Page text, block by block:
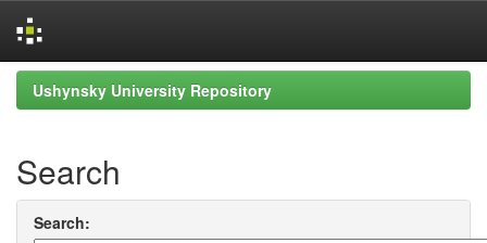
Skip
navigation
Ushynsky University Repository
Search
Search: